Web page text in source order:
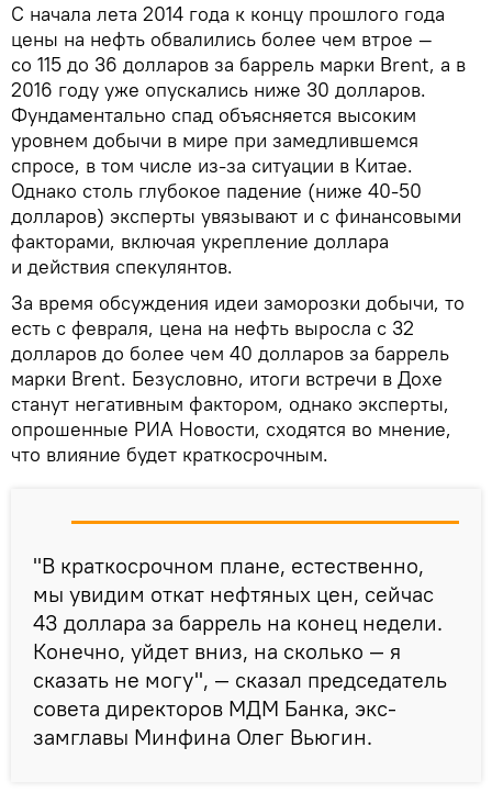
С начала лета 2014 года к концу прошлого года
цены на нефть обвалились более чем втрое —
со 115 до 36 долларов за баррель марки Brent, а в
2016 году уже опускались ниже 30 долларов.
Фундаментально спад объясняется высоким
уровнем добычи в мире при замедлившемся
спросе, в том числе из-за ситуации в Китае.
Однако столь глубокое падение (ниже 40-50
долларов) эксперты увязывают и с финансовыми
факторами, включая укрепление доллара
и действия спекулянтов.
За время обсуждения идеи заморозки добычи, то
есть с февраля, цена на нефть выросла с 32
долларов до более чем 40 долларов за баррель
марки Brent. Безусловно, итоги встречи в Дохе
станут негативным фактором, однако эксперты,
опрошенные РИА Новости, сходятся во мнение,
что влияние будет краткосрочным.
"В краткосрочном плане, естественно,
мы увидим откат нефтяных цен, сейчас
43 доллара за баррель на конец недели.
Конечно, уйдет вниз, на сколько — я
сказать не могу", — сказал председатель
совета директоров МДМ Банка, экс-
замглавы Минфина Олег Вьюгин.